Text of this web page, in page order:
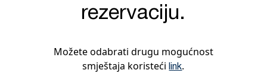
rezervaciju.
Možete odabrati drugu mogućnost
smještaja koristećilink.